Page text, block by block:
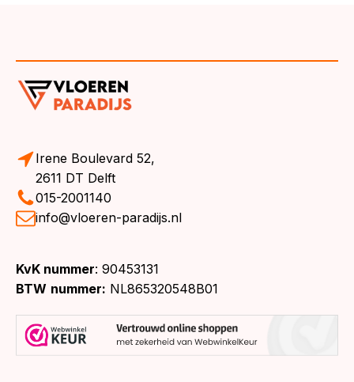
Irene Boulevard 52,
2611 DT Delft
015-2001140
info@vloeren-paradijs.nl
KvK nummer: 90453131
BTW nummer: NL865320548B01